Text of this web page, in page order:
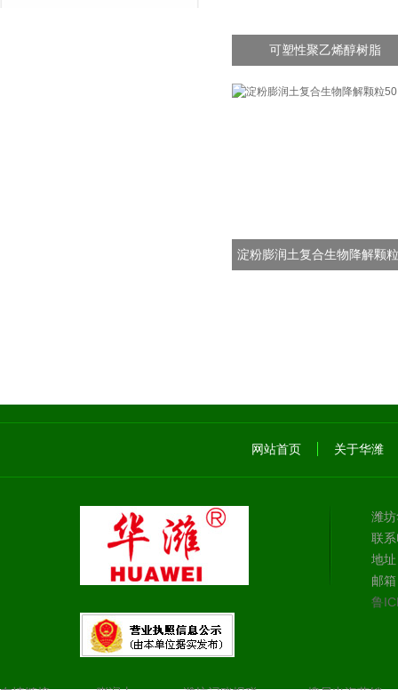
可塑性聚乙烯醇树脂
淀粉膨润土复合生物降解颗
网站首页 关于华潍
潍
联
地
邮
鲁